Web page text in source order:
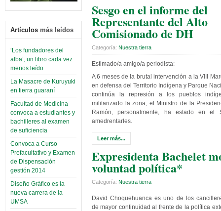
Artículos más leídos
‘Los fundadores del
alba’, un libro cada vez
menos leído
La Masacre de Kuruyuki
en tierra guaraní
Facultad de Medicina
convoca a estudiantes y
bachilleres al examen
de suficiencia
Convoca a Curso
Prefacultativo y Examen
de Dispensación
gestión 2014
Diseño Gráfico es la
nueva carrera de la
UMSA
Sesgo en el informe del
Representante del Alto
Comisionado de DH
Categoría: Nuestra tierra
Estimado/a amigo/a periodista:
A 6 meses de la brutal intervención a la VIII
en defensa del Territorio Indígena y Parque
continúa la represión a los pueblos
militarizado la zona, el Ministro de la
Ramón, personalmente, ha estado en el
amedrentarles.
Leer más...
Expresidenta Bachelet
voluntad política*
Categoría: Nuestra tierra
David Choquehuanca es uno de los
de mayor continuidad al frente de la política